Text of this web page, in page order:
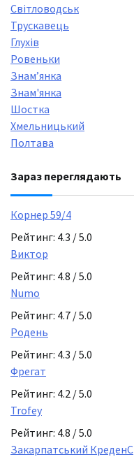
Світловодськ
Трускавець
Глухів
Ровеньки
Знамʼянка
Знам'янка
Шостка
Хмельницький
Полтава
Зараз переглядають
Корнер 59/4
Рейтинг: 4.3 / 5.0
Виктор
Рейтинг: 4.8 / 5.0
Numo
Рейтинг: 4.7 / 5.0
Родень
Рейтинг: 4.3 / 5.0
Фрегат
Рейтинг: 4.2 / 5.0
Trofey
Рейтинг: 4.8 / 5.0
Закарпатський КреденС